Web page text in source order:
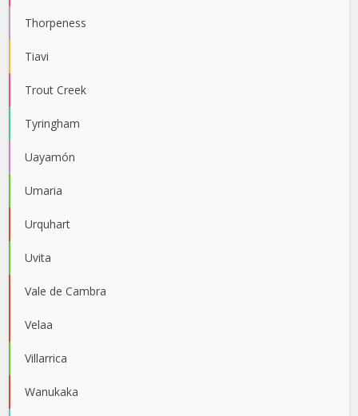
Thorpeness
Tiavi
Trout Creek
Tyringham
Uayamón
Umaria
Urquhart
Uvita
Vale de Cambra
Velaa
Villarrica
Wanukaka